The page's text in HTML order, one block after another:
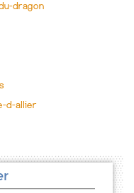
dragon
d-allier